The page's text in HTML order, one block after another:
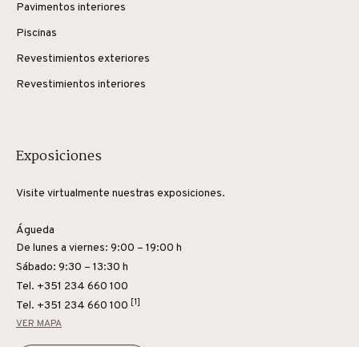
Pavimentos interiores
Piscinas
Revestimientos exteriores
Revestimientos interiores
Exposiciones
Visite virtualmente nuestras exposiciones.
Águeda
De lunes a viernes: 9:00 – 19:00 h
Sábado: 9:30 – 13:30 h
Tel. +351 234 660 100
Tel. +351 234 660 100 [1]
VER MAPA